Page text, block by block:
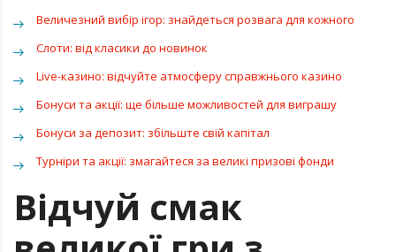
Величезний вибір ігор: знайдеться розвага для кожного
Слоти: від класики до новинок
Live-казино: відчуйте атмосферу справжнього казино
Бонуси та акції: ще більше можливостей для виграшу
Бонуси за депозит: збільште свій капітал
Турніри та акції: змагайтеся за великі призові фонди
Відчуй смак